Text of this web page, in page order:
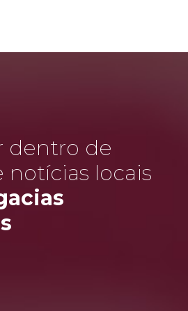
dentro de
notícias locais